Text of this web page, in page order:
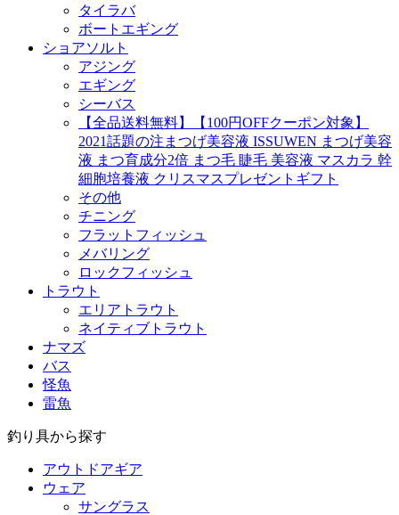
タイラバ
ボートエギング
ショアソルト
アジング
エギング
シーバス
【全品送料無料】【100円OFFクーポン対象】
2021話題の注まつげ美容液 ISSUWEN まつげ美容
液 まつ育成分2倍 まつ毛 睫毛 美容液 マスカラ 幹
細胞培養液 クリスマスプレゼントギフト
その他
チニング
フラットフィッシュ
メバリング
ロックフィッシュ
トラウト
エリアトラウト
ネイティブトラウト
ナマズ
バス
怪魚
雷魚
釣り具から探す
アウトドアギア
ウェア
サングラス